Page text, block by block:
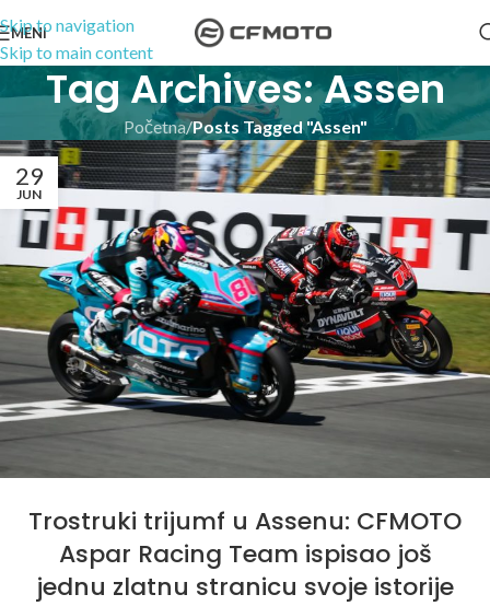
Skip to navigation
Skip to main content
MENI
Tag Archives: Assen
Početna/Posts Tagged "Assen"
29
JUN
Trostruki trijumf u Assenu: CFMOTO
Aspar Racing Team ispisao još
jednu zlatnu stranicu svoje istorije